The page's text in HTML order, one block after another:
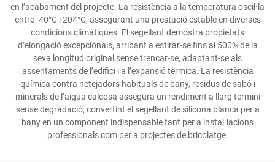
en l’acabament del projecte. La resistència a la temperatura oscil·la
entre -40°C i 204°C, assegurant una prestació estable en diverses
condicions climàtiques. El segellant demostra propietats
d’elongació excepcionals, arribant a estirar-se fins al 500% de la
seva longitud original sense trencar-se, adaptant-se als
assentaments de l’edifici i a l’expansió tèrmica. La resistència
química contra netejadors habituals de bany, residus de sabó i
minerals de l’aigua calcosa assegura un rendiment a llarg termini
sense degradació, convertint el segellant de silicona blanca per a
bany en un component indispensable tant per a instal·lacions
professionals com per a projectes de bricolatge.